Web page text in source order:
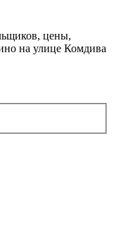
цены,
на улице Комдива